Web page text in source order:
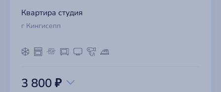
Квартира студия
г Кингисепп
3 800 ₽